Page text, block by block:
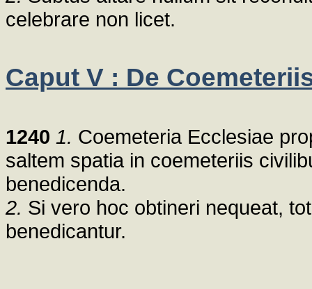
celebrare non licet.
Caput V : De
1240 1. Coemeteria Ecclesiae
saltem spatia in coemeteriis
benedicenda.
2. Si vero hoc obtineri nequeat,
benedicantur.